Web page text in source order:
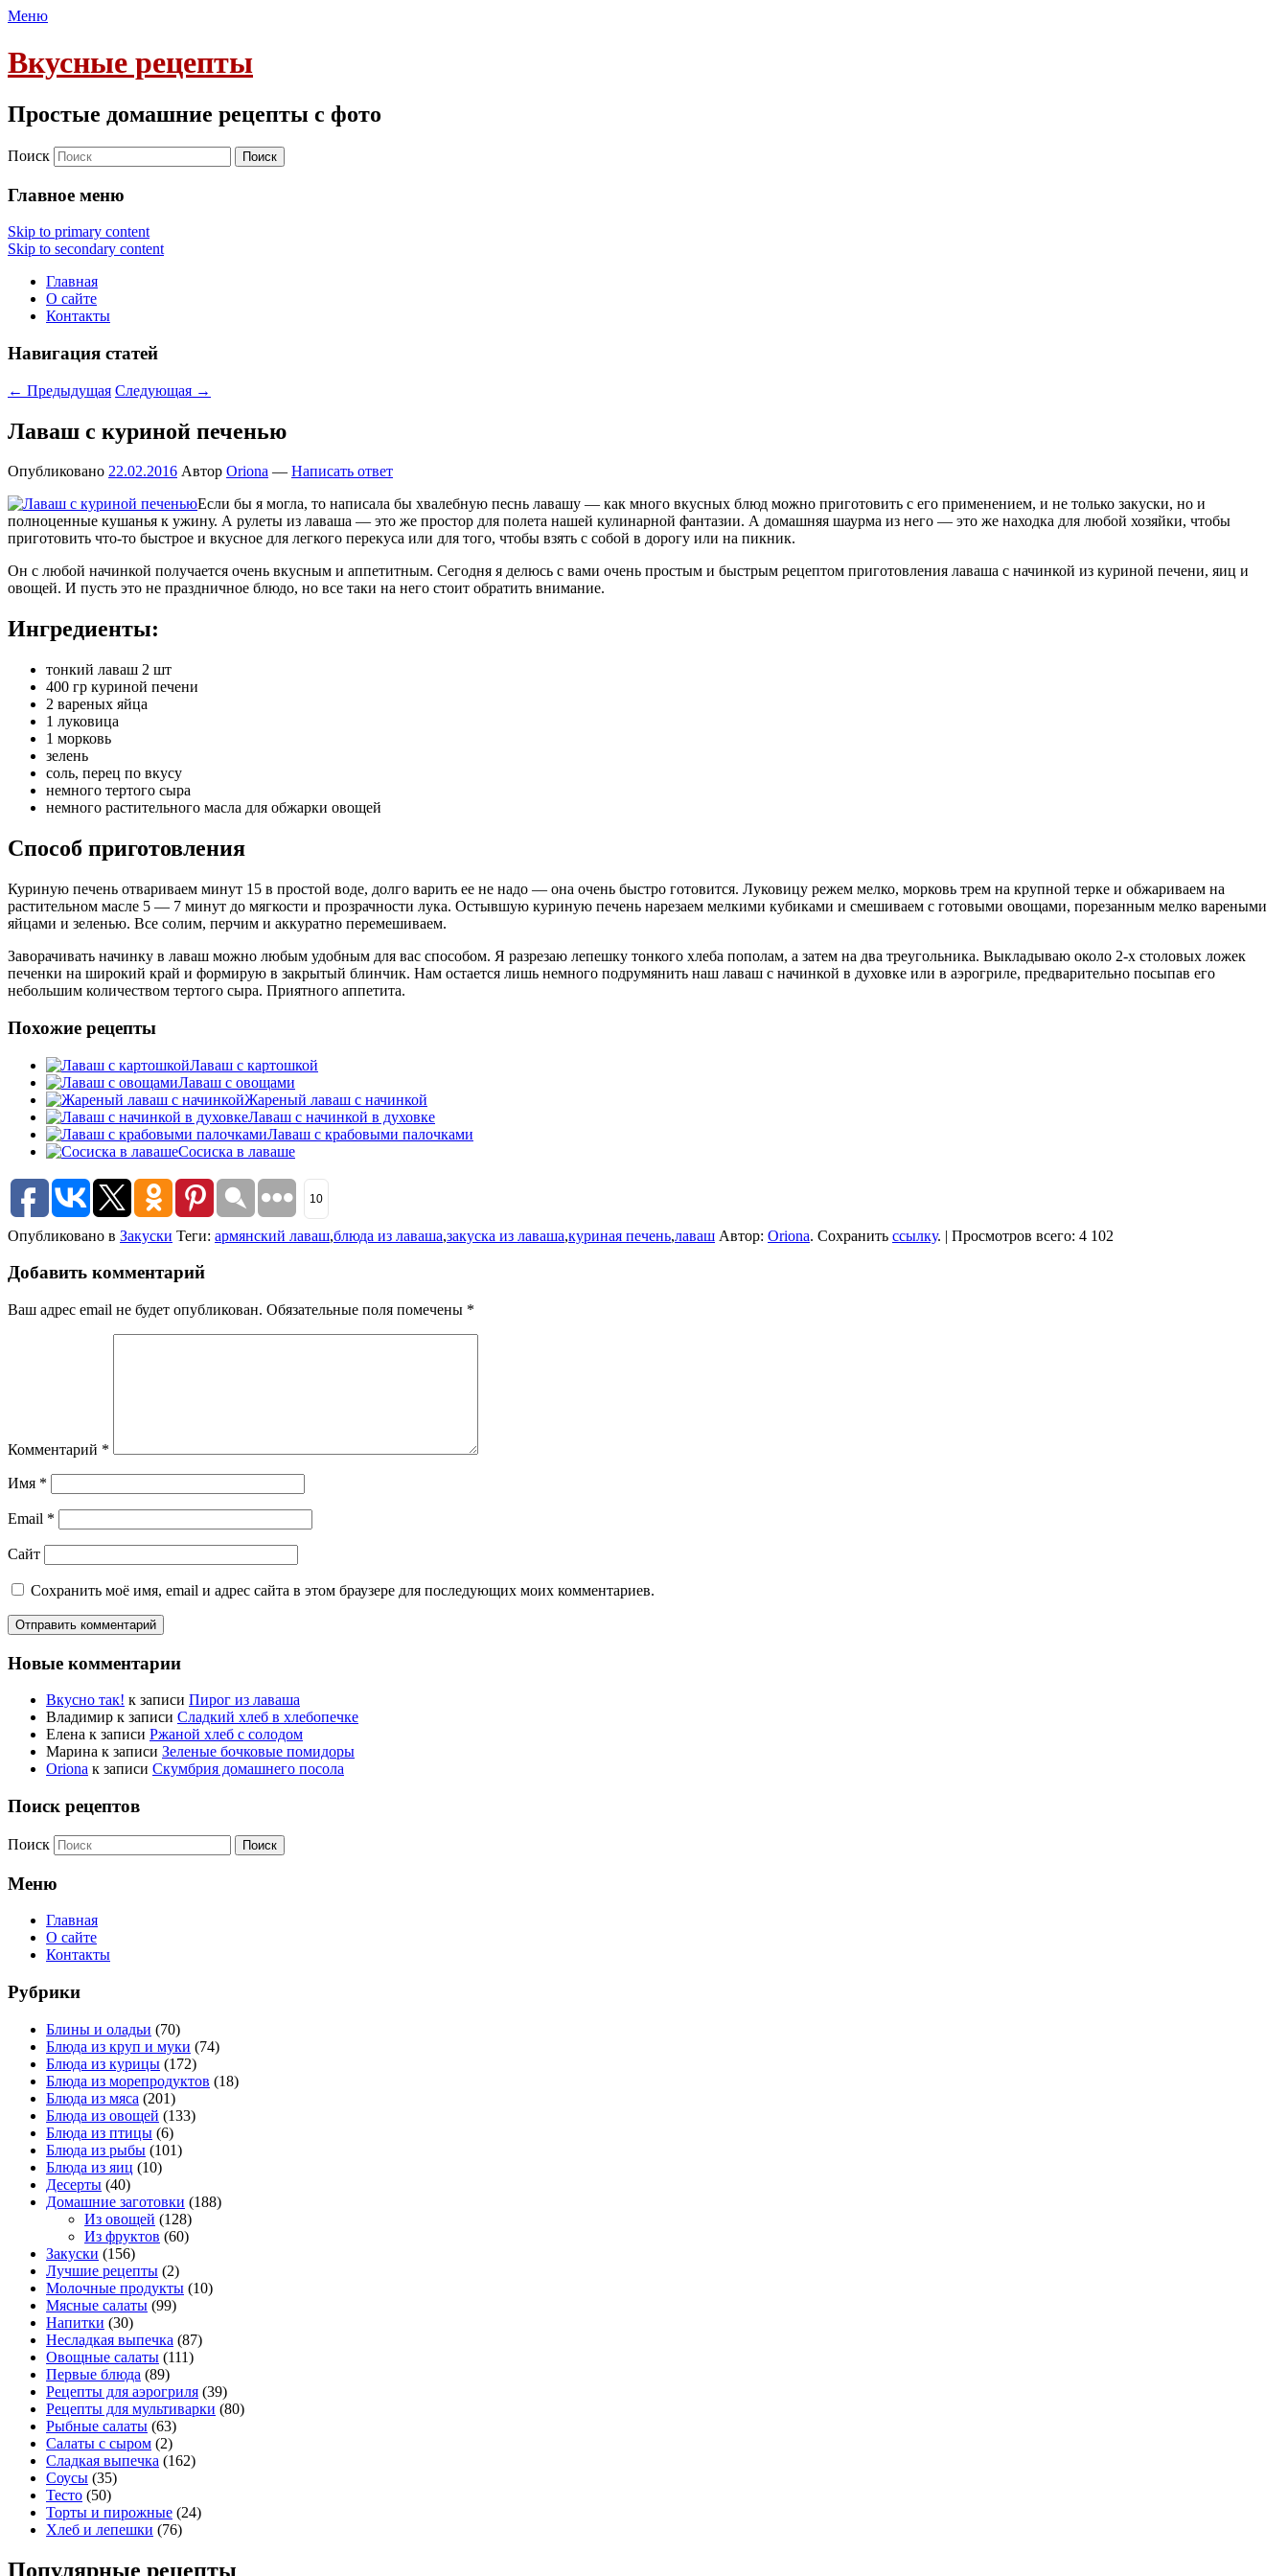
Меню
Вкусные рецепты
Простые домашние рецепты с фото
Поиск
Главное меню
Skip to primary content
Skip to secondary content
Главная
О сайте
Контакты
Навигация статей
← Предыдущая Следующая →
Лаваш с куриной печенью
Опубликовано 22.02.2016 Автор Oriona — Написать ответ
Если бы я могла, то написала бы хвалебную песнь лавашу — как много вкусных блюд можно приготовить с его применением, и не только закуски, но и
полноценные кушанья к ужину. А рулеты из лаваша — это же простор для полета нашей кулинарной фантазии. А домашняя шаурма из него — это же находка для любой хозяйки, чтобы
приготовить что-то быстрое и вкусное для легкого перекуса или для того, чтобы взять с собой в дорогу или на пикник.
Он с любой начинкой получается очень вкусным и аппетитным. Сегодня я делюсь с вами очень простым и быстрым рецептом приготовления лаваша с начинкой из куриной печени, яиц и
овощей. И пусть это не праздничное блюдо, но все таки на него стоит обратить внимание.
Ингредиенты:
тонкий лаваш 2 шт
400 гр куриной печени
2 вареных яйца
1 луковица
1 морковь
зелень
соль, перец по вкусу
немного тертого сыра
немного растительного масла для обжарки овощей
Способ приготовления
Куриную печень отвариваем минут 15 в простой воде, долго варить ее не надо — она очень быстро готовится. Луковицу режем мелко, морковь трем на крупной терке и обжариваем на
растительном масле 5 — 7 минут до мягкости и прозрачности лука. Остывшую куриную печень нарезаем мелкими кубиками и смешиваем с готовыми овощами, порезанным мелко вареными
яйцами и зеленью. Все солим, перчим и аккуратно перемешиваем.
Заворачивать начинку в лаваш можно любым удобным для вас способом. Я разрезаю лепешку тонкого хлеба пополам, а затем на два треугольника. Выкладываю около 2-х столовых ложек
печенки на широкий край и формирую в закрытый блинчик. Нам остается лишь немного подрумянить наш лаваш с начинкой в духовке или в аэрогриле, предварительно посыпав его
небольшим количеством тертого сыра. Приятного аппетита.
Похожие рецепты
Лаваш с картошкой
Лаваш с овощами
Жареный лаваш с начинкой
Лаваш с начинкой в духовке
Лаваш с крабовыми палочками
Сосиска в лаваше
10
Опубликовано в Закуски Теги: армянский лаваш,блюда из лаваша,закуска из лаваша,куриная печень,лаваш Автор: Oriona. Сохранить ссылку. | Просмотров всего: 4 102
Добавить комментарий
Ваш адрес email не будет опубликован. Обязательные поля помечены *
Комментарий *
Имя *
Email *
Сайт
Сохранить моё имя, email и адрес сайта в этом браузере для последующих моих комментариев.
Новые комментарии
Вкусно так! к записи Пирог из лаваша
Владимир к записи Сладкий хлеб в хлебопечке
Елена к записи Ржаной хлеб с солодом
Марина к записи Зеленые бочковые помидоры
Oriona к записи Скумбрия домашнего посола
Поиск рецептов
Поиск
Меню
Главная
О сайте
Контакты
Рубрики
Блины и оладьи (70)
Блюда из круп и муки (74)
Блюда из курицы (172)
Блюда из морепродуктов (18)
Блюда из мяса (201)
Блюда из овощей (133)
Блюда из птицы (6)
Блюда из рыбы (101)
Блюда из яиц (10)
Десерты (40)
Домашние заготовки (188)
Из овощей (128)
Из фруктов (60)
Закуски (156)
Лучшие рецепты (2)
Молочные продукты (10)
Мясные салаты (99)
Напитки (30)
Несладкая выпечка (87)
Овощные салаты (111)
Первые блюда (89)
Рецепты для аэрогриля (39)
Рецепты для мультиварки (80)
Рыбные салаты (63)
Салаты с сыром (2)
Сладкая выпечка (162)
Соусы (35)
Тесто (50)
Торты и пирожные (24)
Хлеб и лепешки (76)
Популярные рецепты